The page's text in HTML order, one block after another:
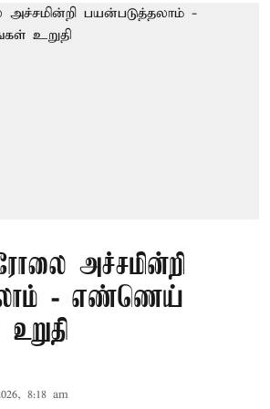
அச்சமின்றி
- எண்ணெய்
8:18 am